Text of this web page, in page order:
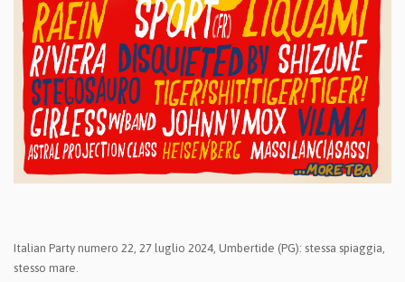
Italian Party numero 22, 27 luglio 2024, Umbertide (PG): stessa spiaggia,
stesso mare.